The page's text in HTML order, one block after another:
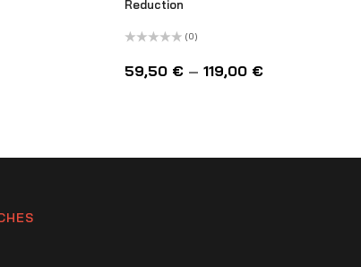
Reduction
mit
0
(0)
59,50 € – 119,00 €